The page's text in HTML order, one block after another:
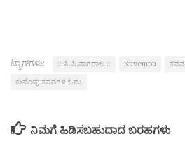
ಟ್ಯಾಗ್‌ಗಳು: :: ಸಿ.ಪಿ.ನಾಗರಾಜ :: Kuvempu ಕವನ
ಕುವೆಂಪು ಕವನಗಳ ಓದು
ನಿಮಗೆ ಹಿಡಿಸಬಹುದಾದ ಬರಹಗಳು